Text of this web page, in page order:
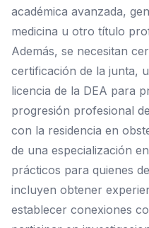
académica avanzada,
medicina u otro título
Además, se necesitan
certificación de la junta,
licencia de la DEA para
progresión profesional
con la residencia en
de una especialización
prácticos para quienes
incluyen obtener
establecer conexiones